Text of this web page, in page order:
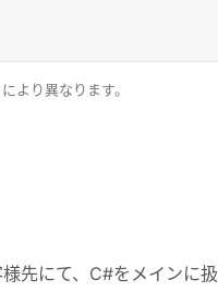
より異なります。
先にて、C#をメインに